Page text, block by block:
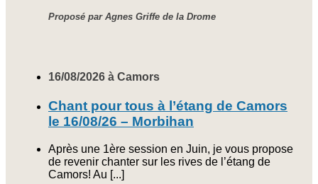
Proposé par Agnes Griffe de la Drome
16/08/2026 à Camors
Chant pour tous à l’étang de Camors
le 16/08/26 – Morbihan
Après une 1ère session en Juin, je vous propose
de revenir chanter sur les rives de l’étang de
Camors! Au [...]